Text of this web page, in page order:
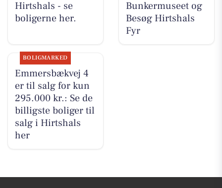
Hirtshals - se
boligerne her.
Bunkermuseet og
Besøg Hirtshals
Fyr
BOLIGMARKED
Emmersbækvej 4
er til salg for kun
295.000 kr.: Se de
billigste boliger til
salg i Hirtshals
her